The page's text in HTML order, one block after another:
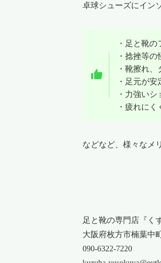
卓球シューズにイン
・足と靴
・捻挫等の
・靴擦れ
・足元が
・力強いシ
・疲れにく
などなど、様々なメ
足と靴の専門店『く
大阪府枚方市楠葉中
090-6322-7220